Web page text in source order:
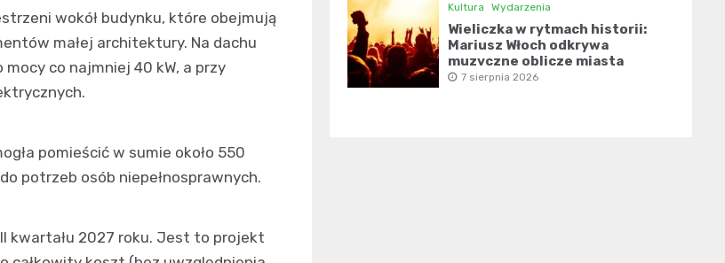
wokół budynku, które obejmują
małej architektury. Na dachu
co najmniej 40 kW, a przy
pomieścić w sumie około 550
potrzeb osób niepełnosprawnych.
kwartału 2027 roku. Jest to projekt
Kultura Wydarzenia
Wieliczka w rytmach historii:
Mariusz Włoch odkrywa
muzyczne oblicze miasta
7 sierpnia 2026